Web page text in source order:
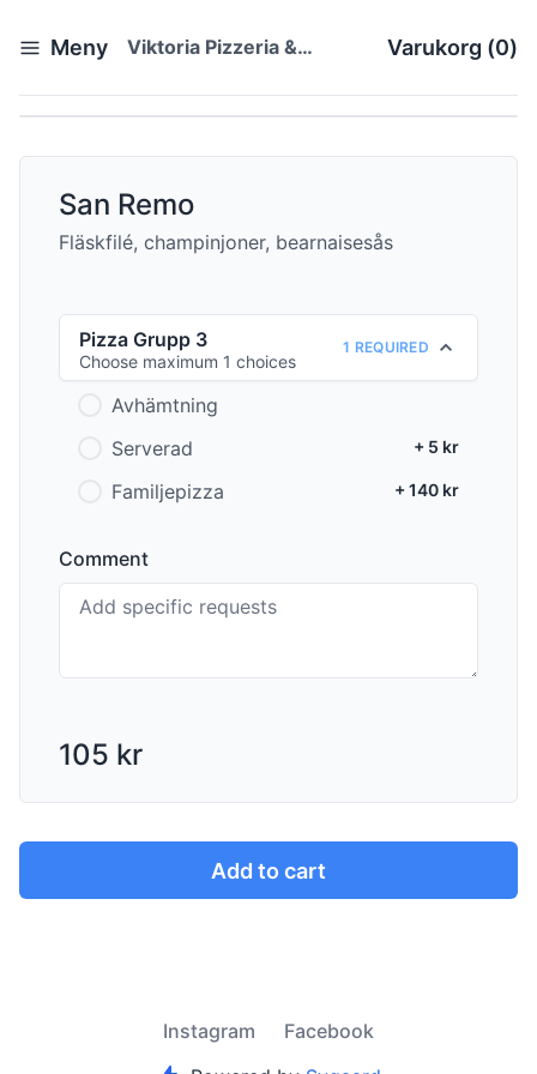
Meny
Viktoria Pizzeria &
Varukorg (0)
San Remo
Fläskfilé, champinjoner, bearnaisesås
Pizza Grupp 3
Choose maximum 1 choices
1 REQUIRED
Avhämtning
Serverad
+ 5 kr
Familjepizza + 140 kr
Comment
105 kr
Add to cart
Instagram
Facebook